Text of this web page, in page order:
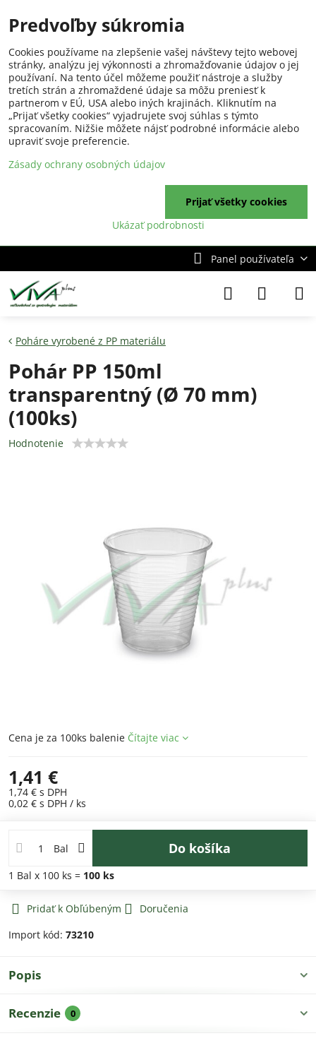
Panel používateľa
Poháre vyrobené z PP materiálu
Pohár PP 150ml
transparentný (Ø 70 mm)
(100ks)
Hodnotenie
Cena je za 100ks balenie Čítajte viac
1,41 €
1,74 € s DPH
0,02 € s DPH / ks
Bal Do košíka
1 Bal x 100 ks = 100 ks
Pridať k Obľúbeným
Doručenia
Import kód: 73210
Popis
Recenzie 0
Predvoľby súkromia
Cookies používame na zlepšenie vašej návštevy tejto webovej
stránky, analýzu jej výkonnosti a zhromažďovanie údajov o jej
používaní. Na tento účel môžeme použiť nástroje a služby
tretích strán a zhromaždené údaje sa môžu preniesť k
partnerom v EÚ, USA alebo iných krajinách. Kliknutím na
„Prijať všetky cookies“ vyjadrujete svoj súhlas s týmto
spracovaním. Nižšie môžete nájsť podrobné informácie alebo
upraviť svoje preferencie.
Zásady ochrany osobných údajov
Ukázať podrobnosti
Prijať všetky cookies